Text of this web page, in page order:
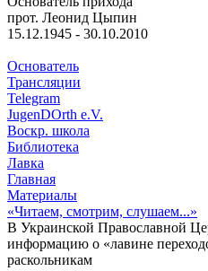
прот. Леонид Цыпин
15.12.1945 - 30.10.2010
Основатель
Трансляции
Telegram
JugenDOrth e.V.
Воскр. школа
Библиотека
Лавка
Главная
Материалы
«Читаем, смотрим, слушаем...»
В Украинской Православной
информацию о «лавине
раскольникам